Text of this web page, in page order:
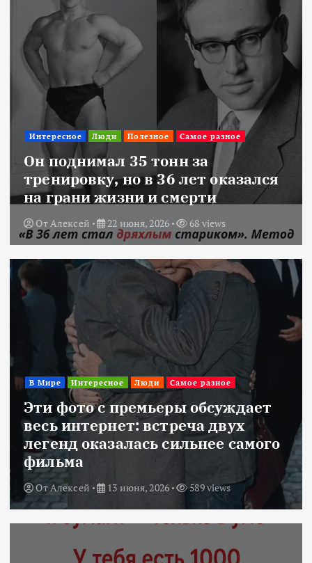
Интересное Люди Полезное Самое разное
Он поднимал 35 тонн за
тренировку, но в 36 лет оказался
на грани жизни и смерти
От Алексей 22 июня, 2026 68 views
В Мире Интересное Люди Самое разное
Эти фото с премьеры обсуждает
весь интернет: встреча двух
легенд оказалась сильнее самого
фильма
От Алексей 13 июня, 2026 589 views